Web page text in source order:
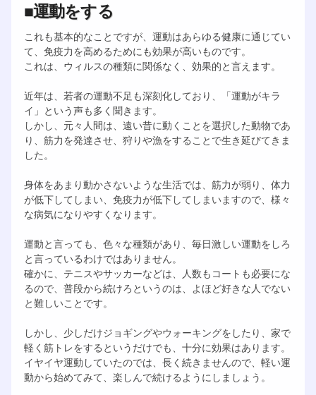
■運動をする
これも基本的なことですが、運動はあらゆる健康に通じてい
て、免疫力を高めるためにも効果が高いものです。
これは、ウィルスの種類に関係なく、効果的と言えます。
近年は、若者の運動不足も深刻化しており、「運動がキラ
イ」という声も多く聞きます。
しかし、元々人間は、遠い昔に動くことを選択した動物であ
り、筋力を発達させ、狩りや漁をすることで生き延びてきま
した。
身体をあまり動かさないような生活では、筋力が弱り、体力
が低下してしまい、免疫力が低下してしまいますので、様々
な病気になりやすくなります。
運動と言っても、色々な種類があり、毎日激しい運動をしろ
と言っているわけではありません。
確かに、テニスやサッカーなどは、人数もコートも必要にな
るので、普段から続けろというのは、よほど好きな人でない
と難しいことです。
しかし、少しだけジョギングやウォーキングをしたり、家で
軽く筋トレをするというだけでも、十分に効果はあります。
イヤイヤ運動していたのでは、長く続きませんので、軽い運
動から始めてみて、楽しんで続けるようにしましょう。